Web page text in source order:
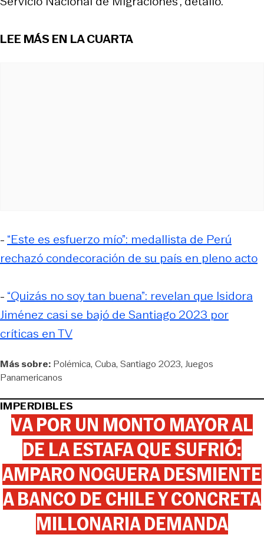
LEE MÁS EN LA CUARTA
- “Este es esfuerzo mío”: medallista de Perú
rechazó condecoración de su país en pleno acto
- “Quizás no soy tan buena”: revelan que Isidora
Jiménez casi se bajó de Santiago 2023 por
críticas en TV
Más sobre: Polémica Cuba Santiago 2023 Juegos
Panamericanos
IMPERDIBLES
VA POR UN MONTO MAYOR AL
DE LA ESTAFA QUE SUFRIÓ:
AMPARO NOGUERA DESMIENTE
A BANCO DE CHILE Y CONCRETA
MILLONARIA DEMANDA